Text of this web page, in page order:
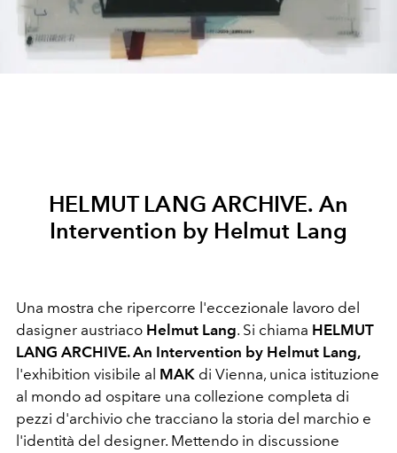
HELMUT LANG ARCHIVE. An
Intervention by Helmut Lang
Una mostra che ripercorre l'eccezionale lavoro del
dasigner austriaco Helmut Lang. Si chiama HELMUT
LANG ARCHIVE. An Intervention by Helmut Lang,
l'exhibition visibile al MAK di Vienna, unica istituzione
al mondo ad ospitare una collezione completa di
pezzi d'archivio che tracciano la storia del marchio e
l'identità del designer. Mettendo in discussione